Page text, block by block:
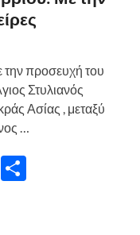
την προσευχή του
Στυλιανός
Ασίας , μεταξύ
…